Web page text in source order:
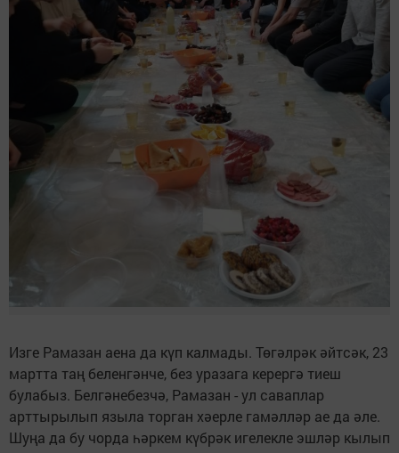
Изге Рамазан аена да күп калмады. Төгәлрәк әйтсәк, 23
мартта таң беленгәнче, без уразага керергә тиеш
булабыз. Белгәнебезчә, Рамазан - ул саваплар
арттырылып языла торган хәерле гамәлләр ае да әле.
Шуңа да бу чорда һәркем күбрәк игелекле эшләр кылып